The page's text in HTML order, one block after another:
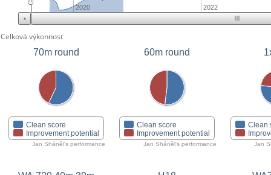
2020 2022
Celková výkonnost
70m round
Clean score
Improvement potential
Jan Sháněl's performance
60m round
Clean score
Improvement potential
Jan Sháněl's performance
Clean
Jan